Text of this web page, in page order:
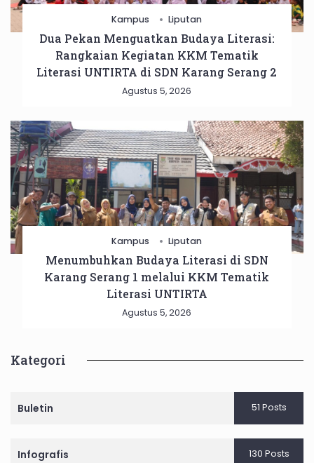
Kampus Liputan
Dua Pekan Menguatkan Budaya Literasi:
Rangkaian Kegiatan KKM Tematik
Literasi UNTIRTA di SDN Karang Serang 2
Agustus 5, 2026
Kampus Liputan
Menumbuhkan Budaya Literasi di SDN
Karang Serang 1 melalui KKM Tematik
Literasi UNTIRTA
Agustus 5, 2026
Kategori
Buletin 51 Posts
Infografis 130 Posts